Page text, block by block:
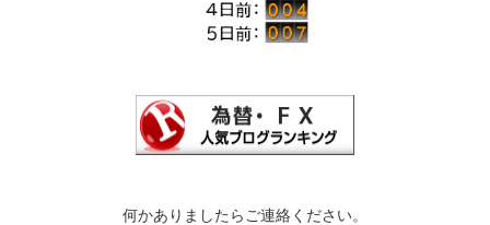
何かありましたらご連絡ください。